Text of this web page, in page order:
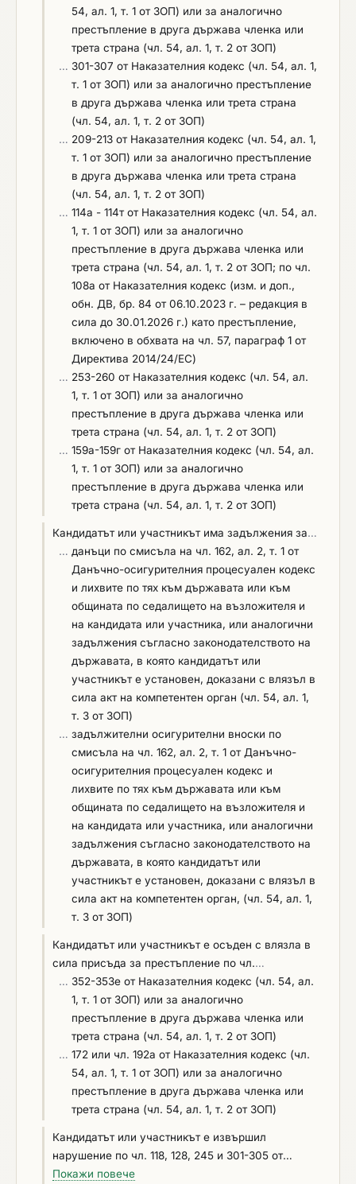
документацията за участие. Когато се представя
преди сключване на договор по реда на чл. 112,
ал. 1, т. 2 от ЗОП, справката се представя в
оригинал или в копие, което следва да е
заверено с гриф „Вярно с оригинала” и подпис.
оператор на ваучери за храна на хартиен и
електронен носител, за издаване на ваучери за
храна на електронен носител, характеристиките
на издаваните ваучери за храна на електронен
носител и осъществяване дейност като
оператор. Когато се представя за разглеждане
от Комисията по провеждане на поръчката по
реда на чл. 67, ал. 5 от ЗОП, копието се изготвя и
представя в съответствие с указанията за
представяне на допълнителни документи,
описани в раздел IV от документацията за
участие. Когато се представя преди сключване
на договор по реда на чл. 112, ал. 1, т. 2 от ЗОП,
копието следва да е заверено с гриф „Вярно с
оригинала” и подпис.
са установени.
54, ал. 1, т. 1 от ЗОП) или за аналогично
престъпление в друга държава членка или
трета страна (чл. 54, ал. 1, т. 2 от ЗОП)
… 301-307 от Наказателния кодекс (чл. 54, ал. 1,
т. 1 от ЗОП) или за аналогично престъпление
в друга държава членка или трета страна
(чл. 54, ал. 1, т. 2 от ЗОП)
… 209-213 от Наказателния кодекс (чл. 54, ал. 1,
т. 1 от ЗОП) или за аналогично престъпление
в друга държава членка или трета страна
(чл. 54, ал. 1, т. 2 от ЗОП)
… 114а - 114т от Наказателния кодекс (чл. 54, ал.
1, т. 1 от ЗОП) или за аналогично
престъпление в друга държава членка или
трета страна (чл. 54, ал. 1, т. 2 от ЗОП; по чл.
108а от Наказателния кодекс (изм. и доп.,
обн. ДВ, бр. 84 от 06.10.2023 г. – редакция в
сила до 30.01.2026 г.) като престъпление,
включено в обхвата на чл. 57, параграф 1 от
Директива 2014/24/ЕС)
… 253-260 от Наказателния кодекс (чл. 54, ал.
1, т. 1 от ЗОП) или за аналогично
престъпление в друга държава членка или
трета страна (чл. 54, ал. 1, т. 2 от ЗОП)
… 159а-159г от Наказателния кодекс (чл. 54, ал.
1, т. 1 от ЗОП) или за аналогично
престъпление в друга държава членка или
трета страна (чл. 54, ал. 1, т. 2 от ЗОП)
Кандидатът или участникът има задължения за…
… данъци по смисъла на чл. 162, ал. 2, т. 1 от
Данъчно-осигурителния процесуален кодекс
и лихвите по тях към държавата или към
общината по седалището на възложителя и
на кандидата или участника, или аналогични
задължения съгласно законодателството на
държавата, в която кандидатът или
участникът е установен, доказани с влязъл в
сила акт на компетентен орган (чл. 54, ал. 1,
т. 3 от ЗОП)
… задължителни осигурителни вноски по
смисъла на чл. 162, ал. 2, т. 1 от Данъчно-
осигурителния процесуален кодекс и
лихвите по тях към държавата или към
общината по седалището на възложителя и
на кандидата или участника, или аналогични
задължения съгласно законодателството на
държавата, в която кандидатът или
участникът е установен, доказани с влязъл в
сила акт на компетентен орган, (чл. 54, ал. 1,
т. 3 от ЗОП)
Кандидатът или участникът е осъден с влязла в
сила присъда за престъпление по чл.…
… 352-353е от Наказателния кодекс (чл. 54, ал.
1, т. 1 от ЗОП) или за аналогично
престъпление в друга държава членка или
трета страна (чл. 54, ал. 1, т. 2 от ЗОП)
… 172 или чл. 192а от Наказателния кодекс (чл.
54, ал. 1, т. 1 от ЗОП) или за аналогично
престъпление в друга държава членка или
трета страна (чл. 54, ал. 1, т. 2 от ЗОП)
Кандидатът или участникът е извършил
нарушение по чл. 118, 128, 245 и 301-305 от
Кодекса на труда, установено с влязло в сила
Покажи повече